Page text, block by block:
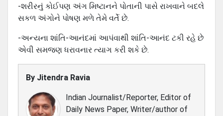
-શરીરનું કોઈપણ અંગ મિષ્ટાનને પોતાની પાસે રાખવાને બદલે
સકળ અંગોને પોષણ મળે તેમે વર્તે છે.
-અન્યના શાંતિ-આનંદમાં આપંવાથી શાંતિ-આનંદ ટકી રહે છે
એવી સમજણ ધરાવનાર ત્યાગ કરી શકે છે.
By Jitendra Ravia
Indian Journalist/Reporter, Editor of
Daily News Paper, Writer/author of